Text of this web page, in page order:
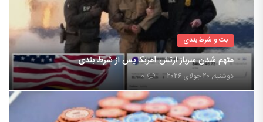
بت و شرط بندی
متهم شدن سرباز ارتش آمریکا پس از شرط بندی
دوشنبه, ۲۰ جولای ۲۰۲۶ ۰